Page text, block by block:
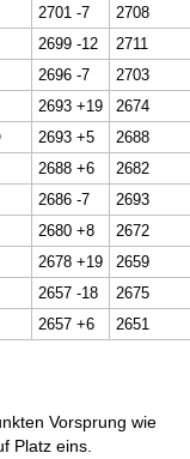
2701 -7
2708
2699 -12
2711
2696 -7
2703
2693 +19
2674
2693 +5
2688
2688 +6
2682
2686 -7
2693
2680 +8
2672
2678 +19
2659
2657 -18
2675
2657 +6 2651
Vorsprung wie
Platz eins.